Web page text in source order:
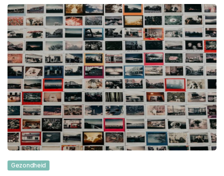
Gezondheid